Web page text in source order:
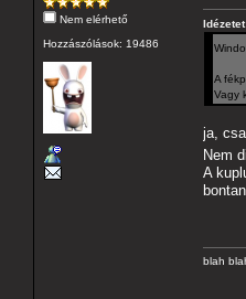
Nem elérhető
Hozzászólások: 19486
A
Vagy
ja,
Nem
A
blah